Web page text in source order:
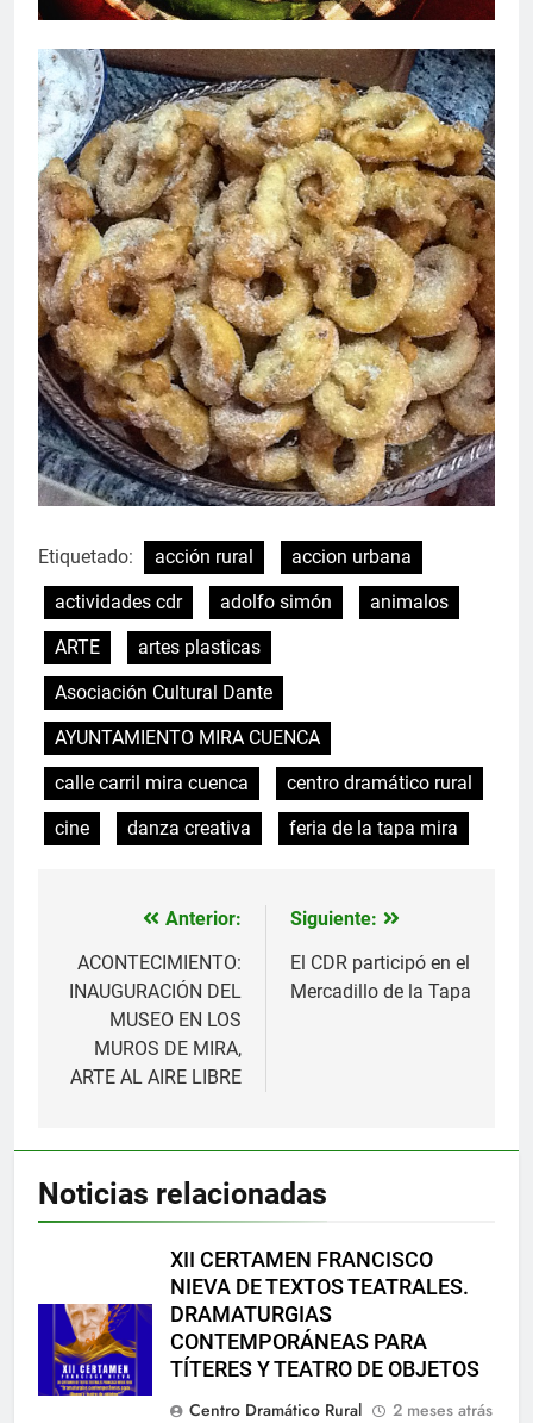
Etiquetado: acción rural
accion urbana
actividades cdr
adolfo simón
animalos
ARTE
artes plasticas
Asociación Cultural Dante
AYUNTAMIENTO MIRA CUENCA
calle carril mira cuenca
centro dramático rural
cine
danza creativa feria de la tapa mira
Navegación
de
entradas
Anterior:
ACONTECIMIENTO:
INAUGURACIÓN DEL
MUSEO EN LOS
MUROS DE MIRA,
ARTE AL AIRE LIBRE
Siguiente:
El CDR participó en el
Mercadillo de la Tapa
Noticias relacionadas
XII CERTAMEN FRANCISCO
NIEVA DE TEXTOS TEATRALES.
DRAMATURGIAS
CONTEMPORÁNEAS PARA
TÍTERES Y TEATRO DE OBJETOS
Centro Dramático Rural
2 meses atrás